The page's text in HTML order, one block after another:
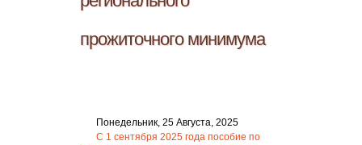
прожиточного минимума
Понедельник, 25 Августа, 2025
С 1 сентября 2025 года пособие по